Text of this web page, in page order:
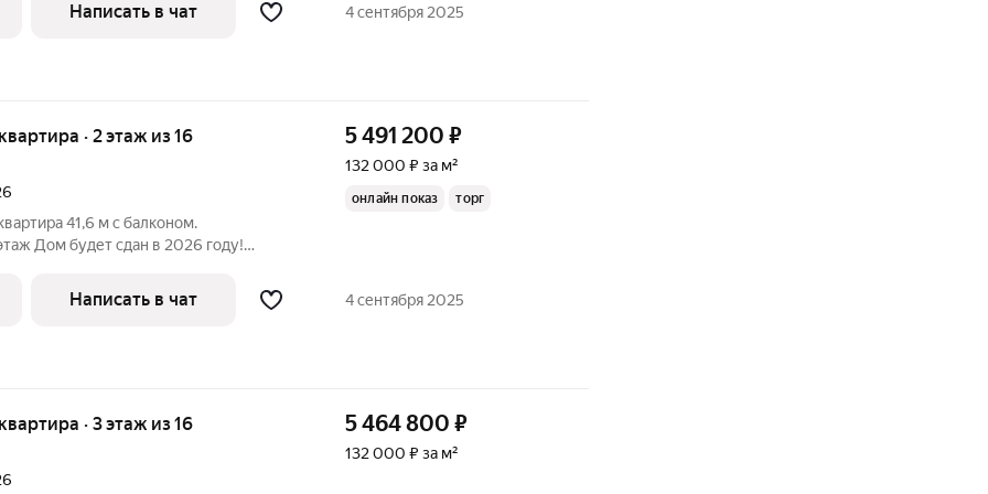
Написать в чат 4 сентября 2025
· 2 этаж из 16
41,6 м с балконом.
Дом будет сдан в 2026 году!
получить ставку всего от 6%
5 491 200 ₽
132 000 ₽ за м²
онлайн показ торг
Написать в чат 4 сентября 2025
· 3 этаж из 16 5 464 800 ₽
132 000 ₽ за м²